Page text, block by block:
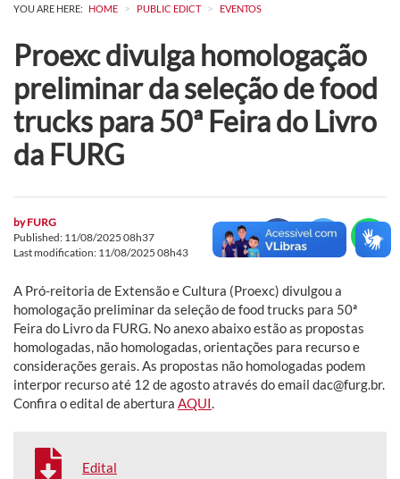
YOU ARE HERE: HOME > PUBLIC EDICT > EVENTOS
Proexc divulga homologação
preliminar da seleção de food
trucks para 50ª Feira do Livro
da FURG
byFURG
Published: 11/08/2025 08h37
Last modification: 11/08/2025 08h43
A Pró-reitoria de Extensão e Cultura (Proexc) divulgou a
homologação preliminar da seleção de food trucks para 50ª
Feira do Livro da FURG. No anexo abaixo estão as propostas
homologadas, não homologadas, orientações para recurso e
considerações gerais. As propostas não homologadas podem
interpor recurso até 12 de agosto através do email dac@furg.br.
Confira o edital de abertura AQUI
Edital